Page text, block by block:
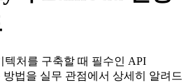
텍처를 구축할 때 필수인 API
방법을 실무 관점에서 상세히 알려드